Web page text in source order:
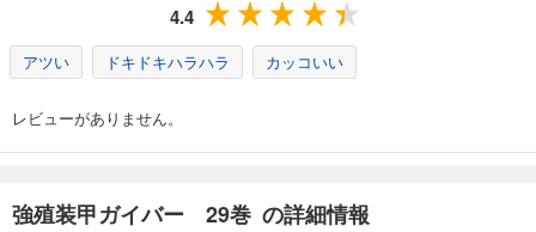
4.4
アツい ドキドキハラハラ カッコいい
レビューがありません。
強殖装甲ガイバー 29巻 の詳細情報